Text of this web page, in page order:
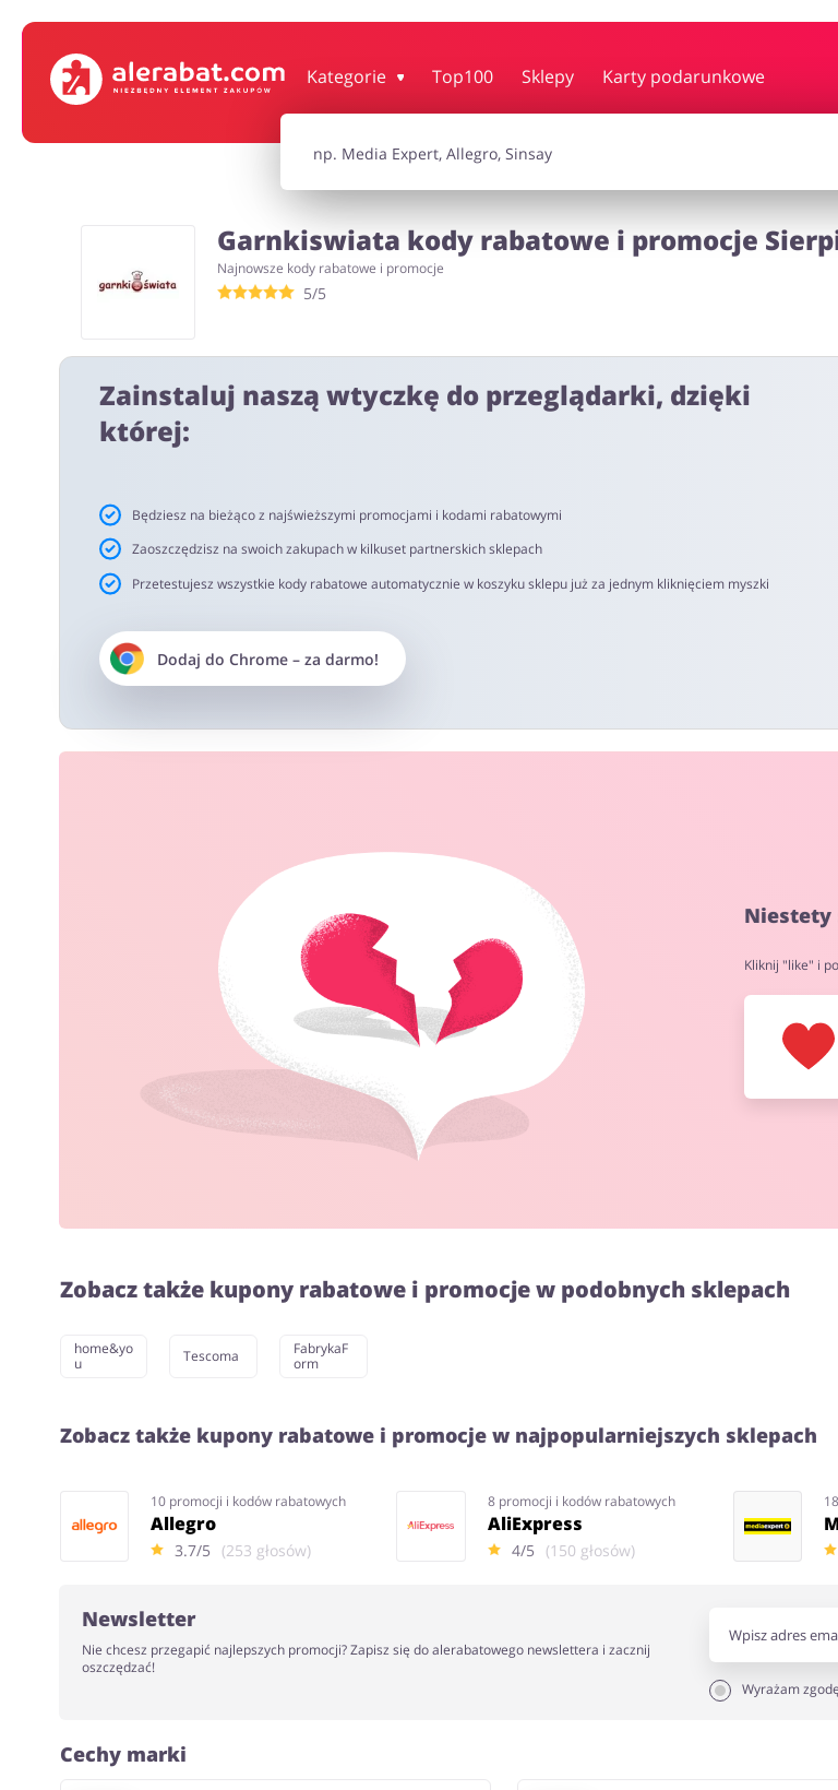
Kategorie Top100 Sklepy Karty podarunkowe
Turystyka i Podróże Usługi Zdrowie i uroda
Garnkiswiata kody rabatowe i promocje
Najnowsze kody rabatowe i promocje
5/5
Zainstaluj naszą wtyczkę do przeglądarki, dzięki
której:
Będziesz na bieżąco z najświeższymi promocjami i kodami rabatowymi
Zaoszczędzisz na swoich zakupach w kilkuset partnerskich sklepach
Przetestujesz wszystkie kody rabatowe automatycznie w koszyku sklepu już za jednym kliknięciem myszki
Dodaj do Chrome– za darmo!
Niestety
Kliknij "like" i
Zobacz także kupony rabatowe i promocje w podobnych sklepach
home&yo
u
Tescoma
FabrykaF
orm
Zobacz także kupony rabatowe i promocje w najpopularniejszych sklepach
10 promocji i kodów rabatowych
Allegro
3.7/5 (253 głosów)
8 promocji i kodów rabatowych
AliExpress
4/5 (150 głosów)
Newsletter
Nie chcesz przegapić najlepszych promocji? Zapisz się do alerabatowego newslettera i zacznij
oszczędzać!
Wyrażam
Cechy marki